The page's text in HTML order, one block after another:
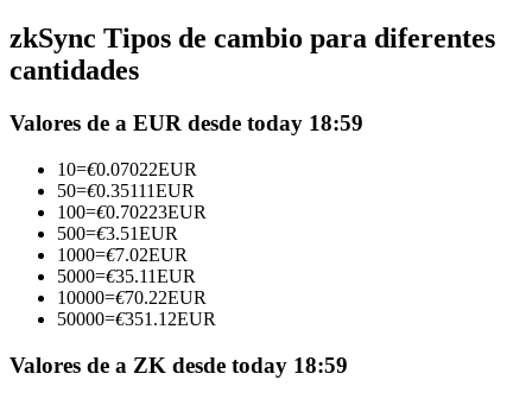
Únete a los mejores traders
Conviértete en un Trader de Copia
zkSync Tipos de cambio para diferentes
cantidades
Valores de a EUR desde today 18:59
10=€0.07022EUR
50=€0.35111EUR
100=€0.70223EUR
500=€3.51EUR
1000=€7.02EUR
5000=€35.11EUR
10000=€70.22EUR
50000=€351.12EUR
Valores de a ZK desde today 18:59